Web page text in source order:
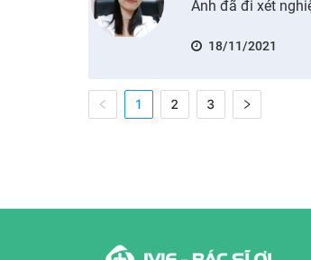
Anh đã đi xét
18/11/2021
1 2 3